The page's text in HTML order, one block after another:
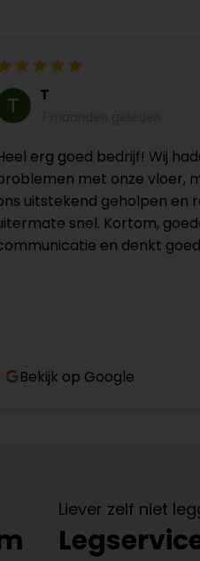
T
erg goed bedrijf! Wij
met onze vloer,
uitstekend geholpen en
snel. Kortom,
en denkt
Bekijk op Google
Liever zelf niet